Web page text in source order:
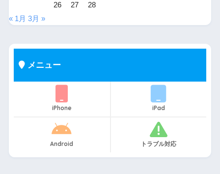
26
27
28
« 1月 3月 »
メニュー
iPhone iPad
Android トラブル対応